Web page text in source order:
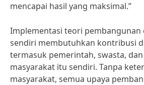
mencapai hasil yang maksimal.”
Implementasi teori pembangunan
sendiri membutuhkan kontribusi
termasuk pemerintah, swasta,
masyarakat itu sendiri. Tanpa
masyarakat, semua upaya